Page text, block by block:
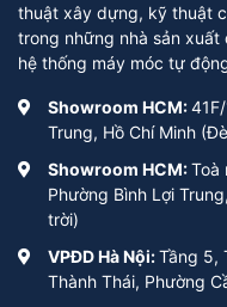
thuật xây dựng, kỹ thuật
trong những nhà sản
hệ thống máy móc tự
Showroom HCM:
Trung, Hồ Chí Minh
Showroom HCM:Toà
Phường Bình Lợi
trời)
VPĐD Hà Nội:Tầng 5,
Thành Thái, Phường